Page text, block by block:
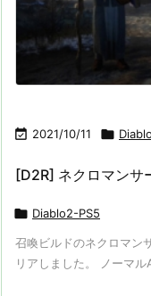
 2021/10/11 
[D2R] ネクロマンサ
 Diablo2-PS5
召喚ビルドのネクロマン
リアしました。 ノーマル